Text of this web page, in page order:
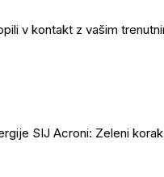
v kontakt z vašim
SIJ Acroni: Zeleni korak